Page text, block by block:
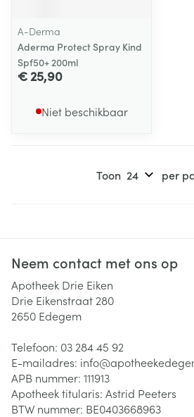
A-Derma
Aderma Protect Spray Kind
Spf50+ 200ml
€ 25,90
Niet beschikbaar
Toon per
Neem contact met ons op
Apotheek Drie Eiken
Drie Eikenstraat 280
2650 Edegem
Telefoon: 03 284 45 92
E-mailadres: info@
APB nummer: 111913
Apotheek titularis: Astrid Peeters
BTW nummer: BE0403668963